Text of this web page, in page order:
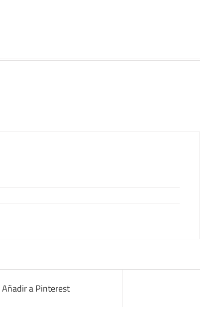
Añadir a Pinterest